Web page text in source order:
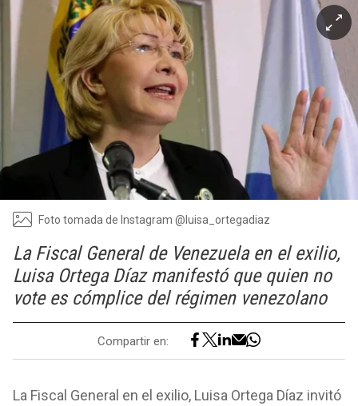
Foto tomada de Instagram @luisa_ortegadiaz
La Fiscal General de Venezuela en el exilio,
Luisa Ortega Díaz manifestó que quien no
vote es cómplice del régimen venezolano
Compartir en:
La Fiscal General en el exilio, Luisa Ortega Díaz invitó